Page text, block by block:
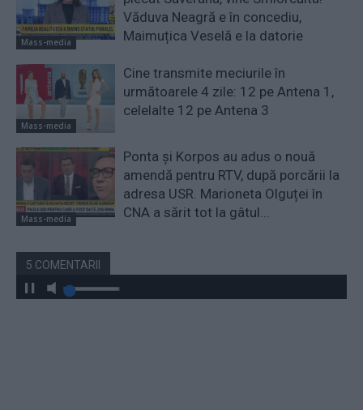
Mass-media
Văduva Neagră e în concediu,
Maimuțica Veselă e la datorie
Mass-media
Cine transmite meciurile în
următoarele 4 zile: 12 pe Antena 1,
celelalte 12 pe Antena 3
Mass-media
Ponta și Korpos au adus o nouă
amendă pentru RTV, după porcării la
adresa USR. Marioneta Olguței în
CNA a sărit tot la gâtul...
5 COMENTARII